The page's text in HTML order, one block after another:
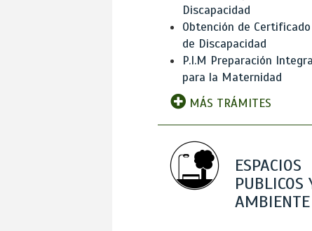
Discapacidad
Obtención de
de Discapacidad
P.I.M Preparación
para la Maternidad
MÁS TRÁMITES
ESPACIOS
PUBLICOS
AMBIENTE